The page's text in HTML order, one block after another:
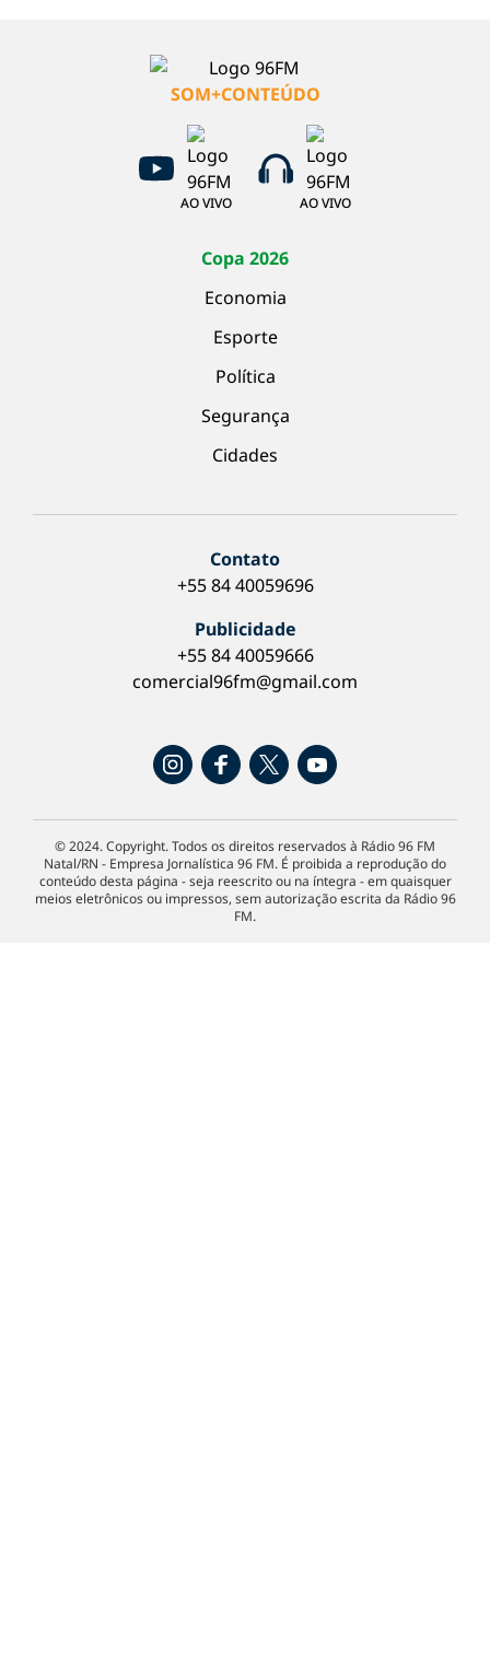
SOM+CONTEÚDO
AO VIVO AO VIVO
Copa 2026
Economia
Esporte
Política
Segurança
Cidades
Contato
+55 84 40059696
Publicidade
+55 84 40059666
comercial96fm@gmail.com
© 2024. Copyright. Todos os direitos reservados à Rádio 96 FM
Natal/RN - Empresa Jornalística 96 FM. É proibida a reprodução do
conteúdo desta página - seja reescrito ou na íntegra - em quaisquer
meios eletrônicos ou impressos, sem autorização escrita da Rádio 96
FM.